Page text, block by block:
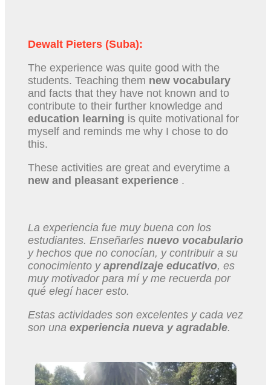
Dewalt Pieters (Suba):
The experience was quite good with the
students. Teaching them new vocabulary
and facts that they have not known and to
contribute to their further knowledge and
education learning is quite motivational for
myself and reminds me why I chose to do
this.
These activities are great and everytime a
new and pleasant experience .
La experiencia fue muy buena con los
estudiantes. Enseñarles nuevo vocabulario
y hechos que no conocían, y contribuir a su
conocimiento y aprendizaje educativo, es
muy motivador para mí y me recuerda por
qué elegí hacer esto.
Estas actividades son excelentes y cada vez
son una experiencia nueva y agradable.